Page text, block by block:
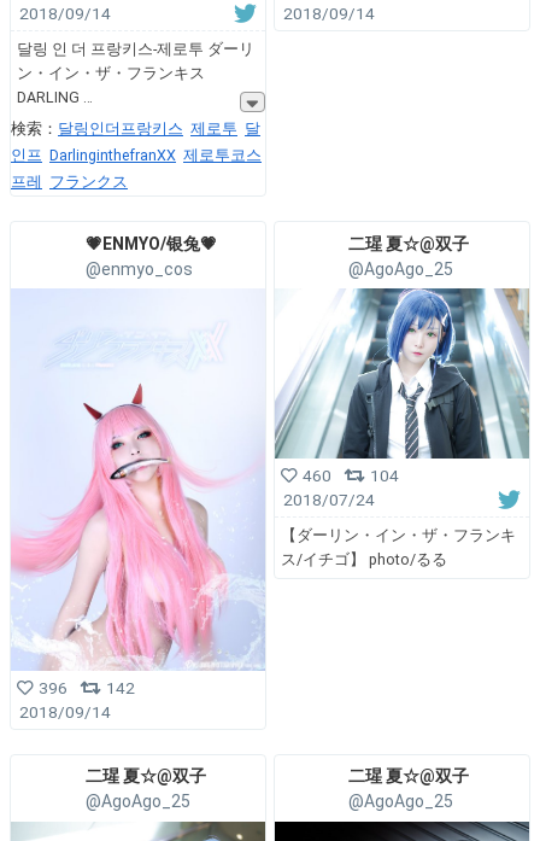
2018/09/14
달링 인 더 프랑키스-제로투 ダーリ
ン・イン・ザ・フランキス
DARLING
検索： 달링인더프랑키스 제로투 달
인프 DarlinginthefranXX 제로투코스
프레 フランクス
2018/09/14
💗ENMYO/银兔💗
@enmyo_cos
396
142
2018/09/14
二瑆 夏☆@双子
@AgoAgo_25
460
104
2018/07/24
【ダーリン・イン・ザ・フランキ
ス/イチゴ】 photo/るる
二瑆 夏☆@双子
@AgoAgo_25
二瑆 夏☆@双子
@AgoAgo_25